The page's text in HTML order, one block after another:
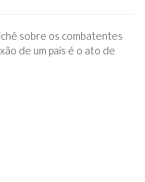
sobre os combatentes
de um país é o ato de